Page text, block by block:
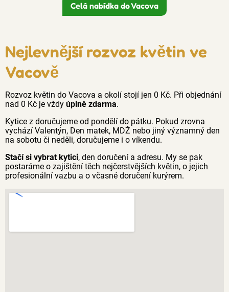
Celá nabídka do Vacova
Nejlevnější rozvoz květin ve
Vacově
Rozvoz květin do Vacova a okolí stojí jen 0 Kč. Při objednání
nad 0 Kč je vždy úplně zdarma.
Kytice z doručujeme od pondělí do pátku. Pokud zrovna
vychází Valentýn, Den matek, MDŽ nebo jiný významný den
na sobotu či neděli, doručujeme i o víkendu.
Stačí si vybrat kytici, den doručení a adresu. My se pak
postaráme o zajištění těch nejčerstvějších květin, o jejich
profesionální vazbu a o včasné doručení kurýrem.